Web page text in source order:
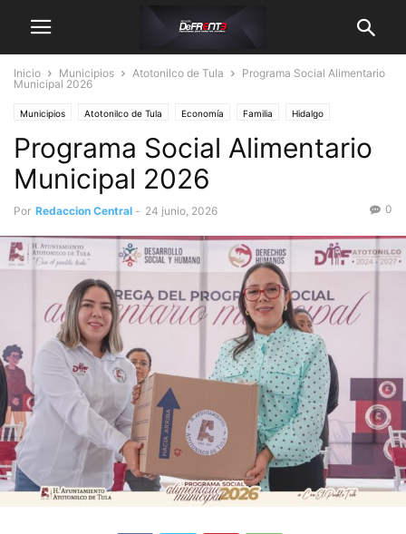
Inicio Municipios Atotonilco de Tula
Programa Social Alimentario
Municipal 2026
Municipios Atotonilco de Tula Economía Familia Hidalgo
Hidalguenses Destacados Gobierno Presidente municipal
Salud y Bienestar Sociedad
Programa Social Alimentario
Municipal 2026
Por Redaccion Central - 24 junio, 2026 0